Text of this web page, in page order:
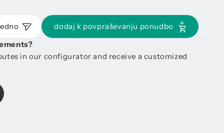
dodaj k povpraševanju ponudbo
in our configurator and receive a customized